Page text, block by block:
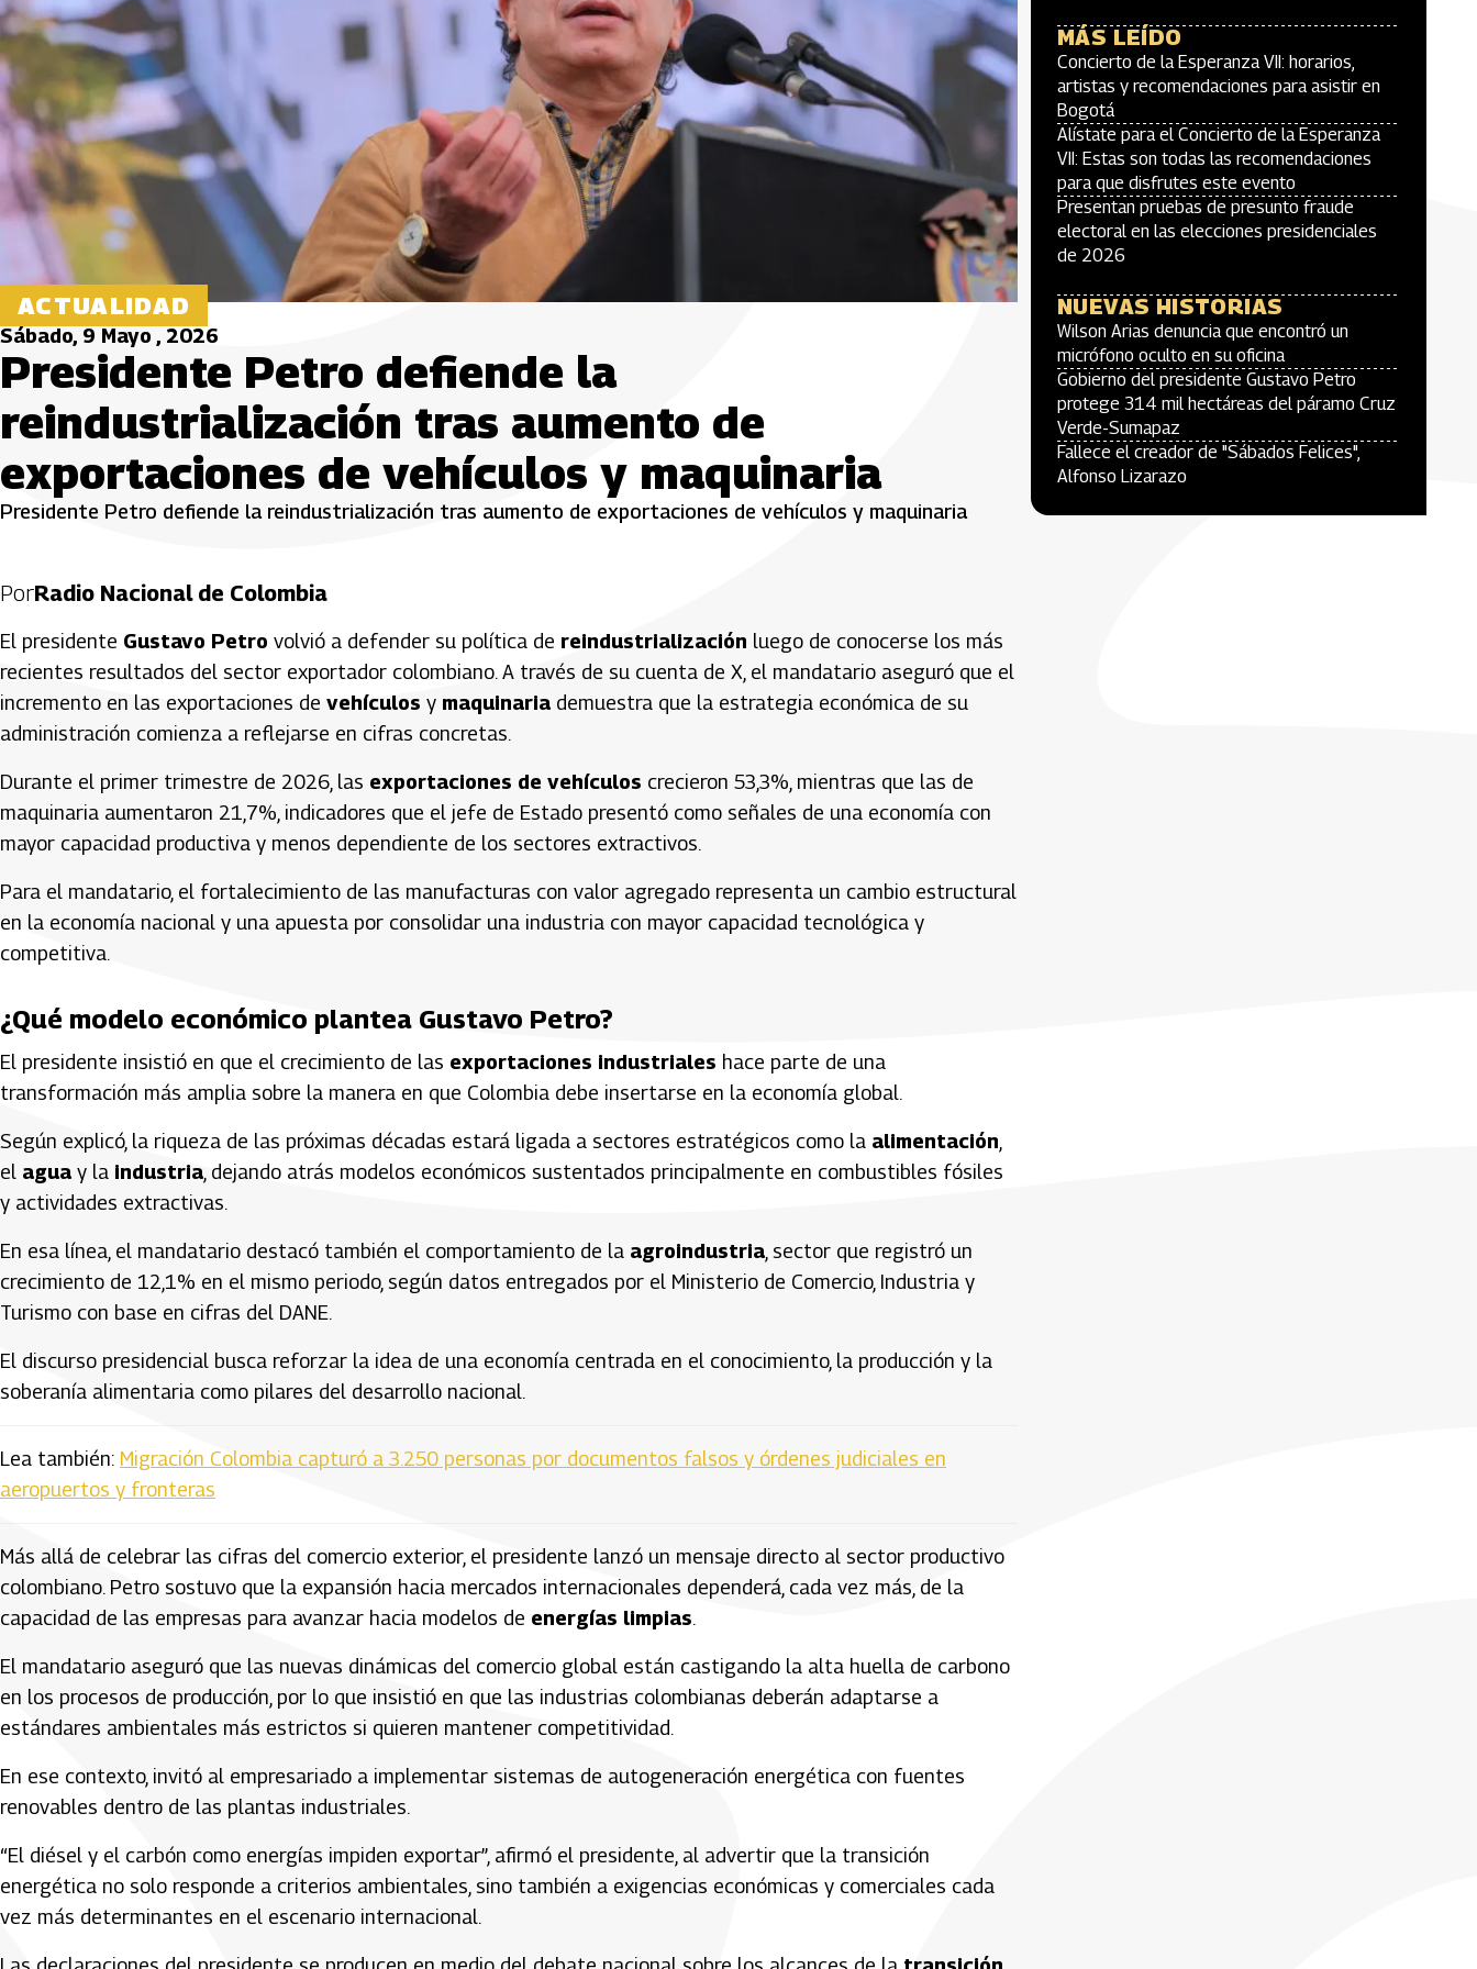
ACTUALIDAD
Sábado, 9 Mayo , 2026
Presidente Petro defiende la
reindustrialización tras aumento de
exportaciones de vehículos y maquinaria
Presidente Petro defiende la reindustrialización tras aumento de exportaciones de vehículos y maquinaria
PorRadio Nacional de Colombia
El presidente Gustavo Petro volvió a defender su política de reindustrialización luego de conocerse los más
recientes resultados del sector exportador colombiano. A través de su cuenta de X, el mandatario aseguró que el
incremento en las exportaciones de vehículos y maquinaria demuestra que la estrategia económica de su
administración comienza a reflejarse en cifras concretas.
Durante el primer trimestre de 2026, las exportaciones de vehículos crecieron 53,3%, mientras que las de
maquinaria aumentaron 21,7%, indicadores que el jefe de Estado presentó como señales de una economía con
mayor capacidad productiva y menos dependiente de los sectores extractivos.
Para el mandatario, el fortalecimiento de las manufacturas con valor agregado representa un cambio estructural
en la economía nacional y una apuesta por consolidar una industria con mayor capacidad tecnológica y
competitiva.
¿Qué modelo económico plantea Gustavo Petro?
El presidente insistió en que el crecimiento de las exportaciones industriales hace parte de una
transformación más amplia sobre la manera en que Colombia debe insertarse en la economía global.
Según explicó, la riqueza de las próximas décadas estará ligada a sectores estratégicos como la alimentación
el agua y la industria, dejando atrás modelos económicos sustentados principalmente en combustibles fósiles
y actividades extractivas.
En esa línea, el mandatario destacó también el comportamiento de la agroindustria , sector que registró un
crecimiento de 12,1% en el mismo periodo, según datos entregados por el Ministerio de Comercio, Industria y
Turismo con base en cifras del DANE.
El discurso presidencial busca reforzar la idea de una economía centrada en el conocimiento, la producción y la
soberanía alimentaria como pilares del desarrollo nacional.
Lea también: Migración Colombia capturó a 3.250 personas por documentos falsos y órdenes judiciales en
aeropuertos y fronteras
Más allá de celebrar las cifras del comercio exterior, el presidente lanzó un mensaje directo al sector productivo
colombiano. Petro sostuvo que la expansión hacia mercados internacionales dependerá, cada vez más, de la
capacidad de las empresas para avanzar hacia modelos de energías limpias.
El mandatario aseguró que las nuevas dinámicas del comercio global están castigando la alta huella de carbono
en los procesos de producción, por lo que insistió en que las industrias colombianas deberán adaptarse a
estándares ambientales más estrictos si quieren mantener competitividad.
En ese contexto, invitó al empresariado a implementar sistemas de autogeneración energética con fuentes
renovables dentro de las plantas industriales.
“El diésel y el carbón como energías impiden exportar”, afirmó el presidente, al advertir que la transición
energética no solo responde a criterios ambientales, sino también a exigencias económicas y comerciales cada
vez más determinantes en el escenario internacional.
MÁS LEÍDO
Concierto de la Esperanza VII: horarios,
artistas y recomendaciones para asistir en
Bogotá
Alístate para el Concierto de la Esperanza
VII: Estas son todas las recomendaciones
para que disfrutes este evento
Presentan pruebas de presunto fraude
electoral en las elecciones presidenciales
de 2026
NUEVAS HISTORIAS
Wilson Arias denuncia que encontró un
micrófono oculto en su oficina
Gobierno del presidente Gustavo Petro
protege 314 mil hectáreas del páramo Cruz
Verde-Sumapaz
Fallece el creador de "Sábados Felices",
Alfonso Lizarazo